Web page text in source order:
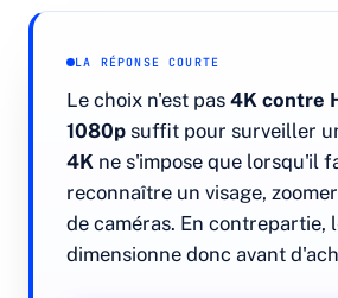
LA RÉPONSE COURTE
Le choix n'est pas 4K contre
1080p suffit pour surveiller
4K ne s'impose que lorsqu'il
reconnaître un visage,
de caméras. En contrepartie,
dimensionne donc avant